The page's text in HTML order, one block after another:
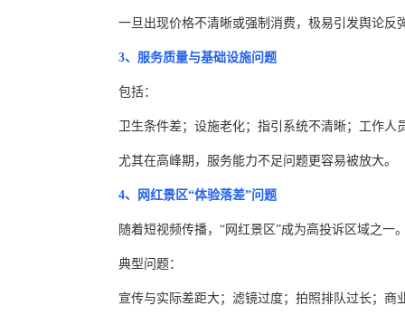
一旦出现价格不清晰或强制消费，极易引发舆论反
3、服务质量与基础设施问题
包括：
卫生条件差；设施老化；指引系统不清晰；工作人
尤其在高峰期，服务能力不足问题更容易被放大。
4、网红景区“体验落差”问题
随着短视频传播，“网红景区”成为高投诉区域之一。
典型问题：
宣传与实际差距大；滤镜过度；拍照排队过长；商